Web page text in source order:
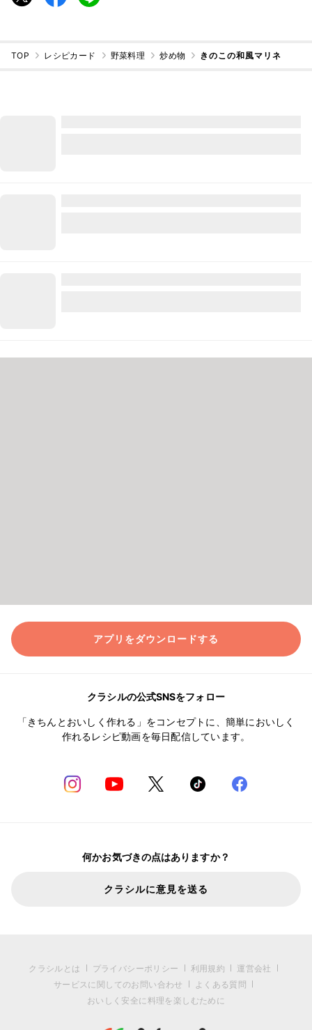
TOP レシピカード 野菜料理 炒め物 きのこの和風マリネ
アプリをダウンロードする
クラシルの公式SNSをフォロー
「きちんとおいしく作れる」をコンセプトに、簡単においしく
作れるレシピ動画を毎日配信しています。
何かお気づきの点はありますか？
クラシルに意見を送る
クラシルとは プライバシーポリシー 利用規約
運営会社
サービスに関してのお問い合わせ
よくある質問
おいしく安全に料理を楽しむために